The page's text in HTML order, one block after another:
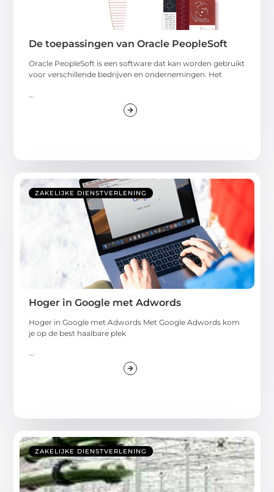
De toepassingen van Oracle PeopleSoft
Oracle PeopleSoft is een software dat kan worden gebruikt
voor verschillende bedrijven en ondernemingen. Het
ZAKELIJKE DIENSTVERLENING
Hoger in Google met Adwords
Hoger in Google met Adwords Met Google Adwords kom
je op de best haalbare plek
...
ZAKELIJKE DIENSTVERLENING